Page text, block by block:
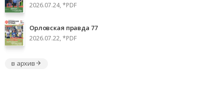
2026.07.24, *PDF
Орловская правда 77
2026.07.22, *PDF
в архив